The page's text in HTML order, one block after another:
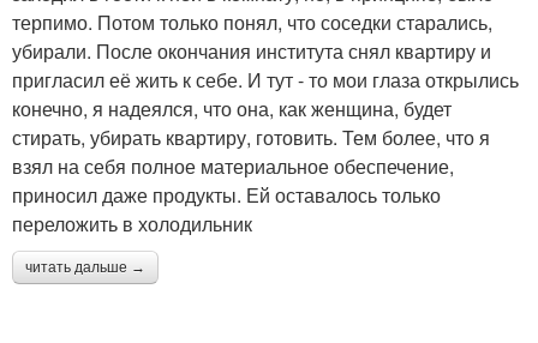
терпимо. Потом только понял, что соседки старались,
убирали. После окончания института снял квартиру и
пригласил её жить к себе. И тут - то мои глаза открылись
конечно, я надеялся, что она, как женщина, будет
стирать, убирать квартиру, готовить. Тем более, что я
взял на себя полное материальное обеспечение,
приносил даже продукты. Ей оставалось только
переложить в холодильник
читать дальше →